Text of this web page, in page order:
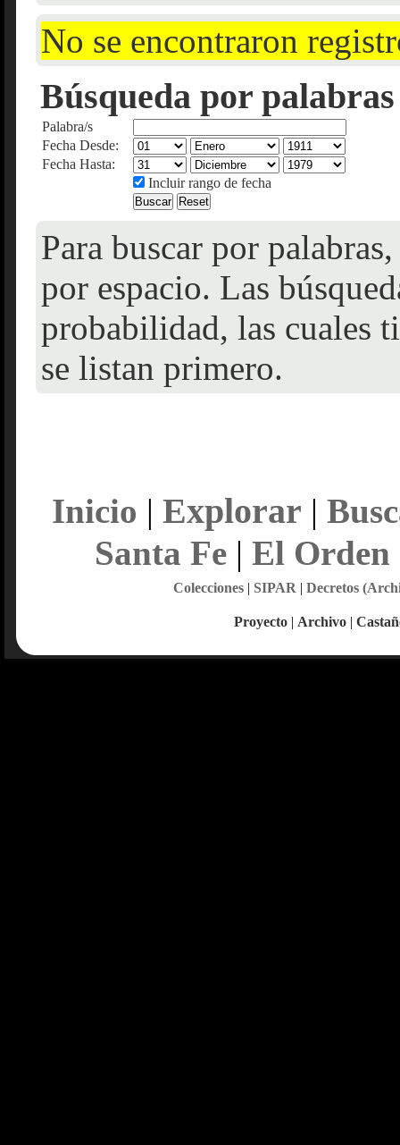
No se encontraron
Búsqueda por
Palabra/s
Fecha Desde:
Fecha Hasta:
Incluir rango de fecha
Para buscar por
por espacio. Las
probabilidad, las cuales
se listan primero.
Inicio | Explorar |
Santa Fe| El Orden
Colecciones| SIPAR | Decretos
Proyecto | Archivo |